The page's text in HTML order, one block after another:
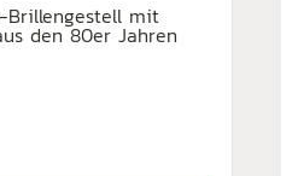
Brillengestell mit
den 80er Jahren